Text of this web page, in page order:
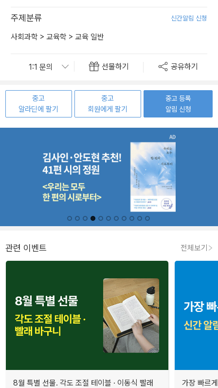
주제분류 신간알림 신청
사회과학 > 교육학 > 교육 일반
선물하기 공유하기
중고
알라딘에 팔기
중고
회원에게 팔기
중고 등록
알림 신청
관련 이벤트 전체보기
8월 특별 선물. 각도 조절 테이블 · 이동식 빨래
가장 빠르